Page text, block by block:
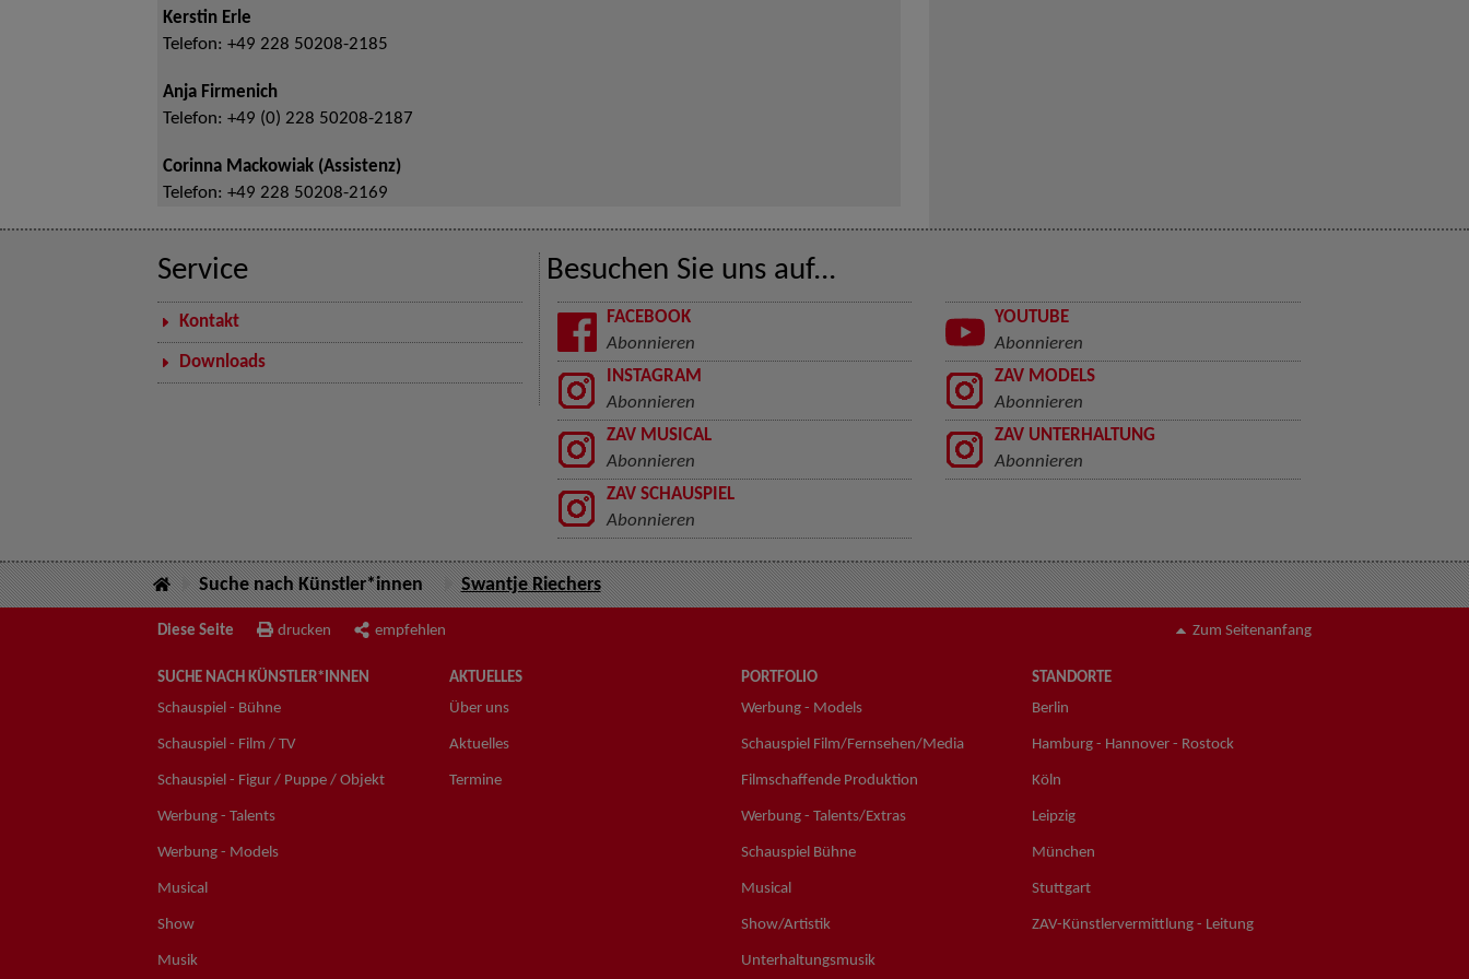
Kerstin Erle
Telefon: +49 228 50208-2185
Anja Firmenich
Telefon: +49 (0) 228 50208-2187
Corinna Mackowiak (Assistenz)
Telefon: +49 228 50208-2169
Service
Kontakt
Downloads
Besuchen Sie uns auf...
FACEBOOK
Abonnieren
YOUTUBE
Abonnieren
INSTAGRAM
Abonnieren
ZAV MODELS
Abonnieren
ZAV MUSICAL
Abonnieren
ZAV UNTERHALTUNG
Abonnieren
ZAV SCHAUSPIEL
Abonnieren
Suche nach Künstler*innen Swantje Riechers
Diese Seite drucken empfehlen Zum Seitenanfang
SUCHE NACH KÜNSTLER*INNEN
Schauspiel - Bühne
Schauspiel - Film / TV
Schauspiel - Figur / Puppe / Objekt
Werbung - Talents
Werbung - Models
Musical
Show
Musik
AKTUELLES
Über uns
Aktuelles
Termine
PORTFOLIO
Werbung - Models
Schauspiel Film/Fernsehen/Media
Filmschaffende Produktion
Werbung - Talents/Extras
Schauspiel Bühne
Musical
Show/Artistik
Unterhaltungsmusik
STANDORTE
Berlin
Hamburg - Hannover - Rostock
Köln
Leipzig
München
Stuttgart
ZAV-Künstlervermittlung - Leitung